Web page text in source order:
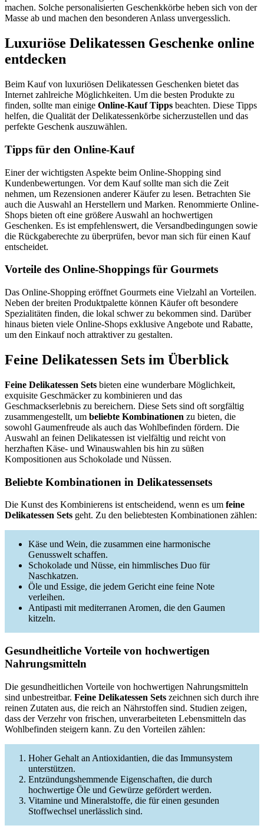
machen. Solche personalisierten Geschenkkörbe heben sich von der
Masse ab und machen den besonderen Anlass unvergesslich.
Luxuriöse Delikatessen Geschenke online
entdecken
Beim Kauf von luxuriösen Delikatessen Geschenken bietet das
Internet zahlreiche Möglichkeiten. Um die besten Produkte zu
finden, sollte man einige Online-Kauf Tipps beachten. Diese Tipps
helfen, die Qualität der Delikatessenkörbe sicherzustellen und das
perfekte Geschenk auszuwählen.
Tipps für den Online-Kauf
Einer der wichtigsten Aspekte beim Online-Shopping sind
Kundenbewertungen. Vor dem Kauf sollte man sich die Zeit
nehmen, um Rezensionen anderer Käufer zu lesen. Betrachten Sie
auch die Auswahl an Herstellern und Marken. Renommierte Online-
Shops bieten oft eine größere Auswahl an hochwertigen
Geschenken. Es ist empfehlenswert, die Versandbedingungen sowie
die Rückgaberechte zu überprüfen, bevor man sich für einen Kauf
entscheidet.
Vorteile des Online-Shoppings für Gourmets
Das Online-Shopping eröffnet Gourmets eine Vielzahl an Vorteilen.
Neben der breiten Produktpalette können Käufer oft besondere
Spezialitäten finden, die lokal schwer zu bekommen sind. Darüber
hinaus bieten viele Online-Shops exklusive Angebote und Rabatte,
um den Einkauf noch attraktiver zu gestalten.
Feine Delikatessen Sets im Überblick
Feine Delikatessen Sets bieten eine wunderbare Möglichkeit,
exquisite Geschmäcker zu kombinieren und das
Geschmackserlebnis zu bereichern. Diese Sets sind oft sorgfältig
zusammengestellt, um beliebte Kombinationen zu bieten, die
sowohl Gaumenfreude als auch das Wohlbefinden fördern. Die
Auswahl an feinen Delikatessen ist vielfältig und reicht von
herzhaften Käse- und Winauswahlen bis hin zu süßen
Kompositionen aus Schokolade und Nüssen.
Beliebte Kombinationen in Delikatessensets
Die Kunst des Kombinierens ist entscheidend, wenn es um feine
Delikatessen Sets geht. Zu den beliebtesten Kombinationen zählen:
Käse und Wein, die zusammen eine harmonische
Genusswelt schaffen.
Schokolade und Nüsse, ein himmlisches Duo für
Naschkatzen.
Öle und Essige, die jedem Gericht eine feine Note
verleihen.
Antipasti mit mediterranen Aromen, die den Gaumen
kitzeln.
Gesundheitliche Vorteile von hochwertigen
Nahrungsmitteln
Die gesundheitlichen Vorteile von hochwertigen Nahrungsmitteln
sind unbestreitbar. Feine Delikatessen Sets zeichnen sich durch ihre
reinen Zutaten aus, die reich an Nährstoffen sind. Studien zeigen,
dass der Verzehr von frischen, unverarbeiteten Lebensmitteln das
Wohlbefinden steigern kann. Zu den Vorteilen zählen:
Hoher Gehalt an Antioxidantien, die das Immunsystem
unterstützen.
Entzündungshemmende Eigenschaften, die durch
hochwertige Öle und Gewürze gefördert werden.
Vitamine und Mineralstoffe, die für einen gesunden
Stoffwechsel unerlässlich sind.